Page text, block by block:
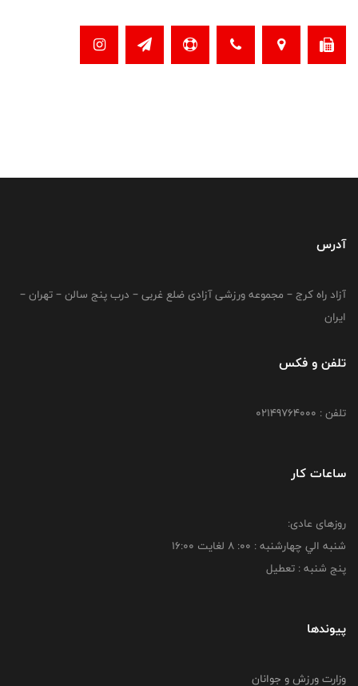
آدرس
آزاد راه کرج – مجموعه ورزشی آزادی ضلع غربی – درب پنج سالن – تهران –
ایران
تلفن و فکس
تلفن : 02149764000
ساعات کار
روزهای عادی:
شنبه الي چهارشنبه : 00: 8 لغايت 16:00
پنج شنبه : تعطیل
پیوندها
وزارت ورزش و جوانان